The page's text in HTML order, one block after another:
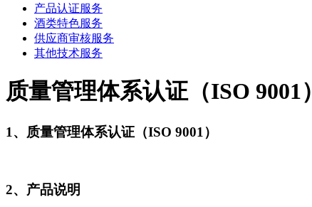
产品认证服务
酒类特色服务
供应商审核服务
其他技术服务
质量管理体系认证（ISO 9001）
1、质量管理体系认证（ISO 9001）
2、产品说明